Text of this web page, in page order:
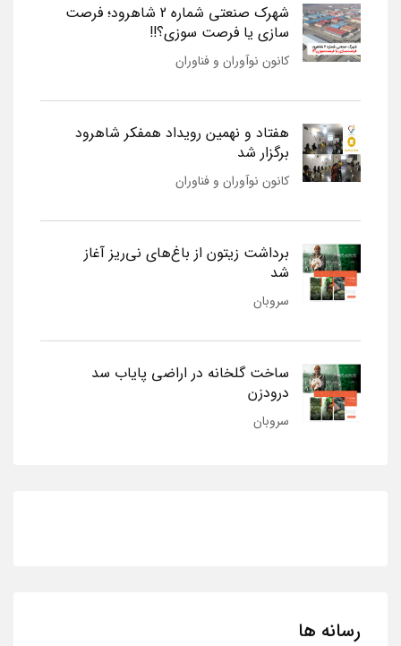
شهرک صنعتی شماره 2 شاهرود؛ فرصت
سازی یا فرصت سوزی؟!!
کانون نوآوران و فناوران
هفتاد و نهمین رویداد همفکر شاهرود
برگزار شد
کانون نوآوران و فناوران
برداشت زیتون از باغ‌های نی‌ریز آغاز
شد
سروبان
ساخت گلخانه در اراضی پایاب سد
درودزن
سروبان
رسانه ها